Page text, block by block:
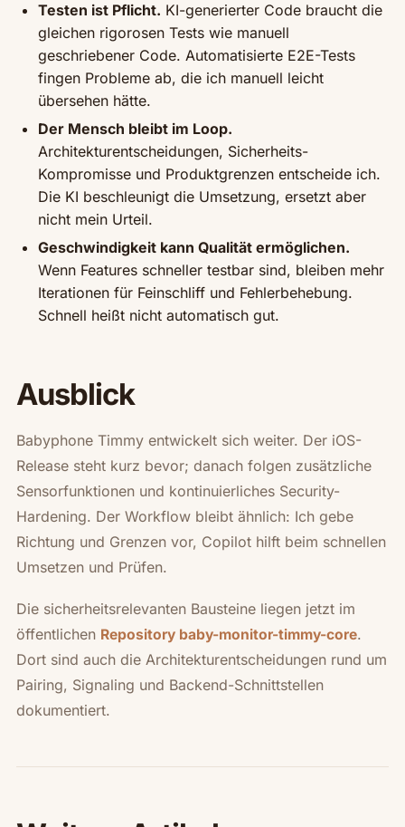
Testen ist Pflicht. KI-generierter Code braucht die
gleichen rigorosen Tests wie manuell
geschriebener Code. Automatisierte E2E-Tests
fingen Probleme ab, die ich manuell leicht
übersehen hätte.
Der Mensch bleibt im Loop.
Architekturentscheidungen, Sicherheits-
Kompromisse und Produktgrenzen entscheide ich.
Die KI beschleunigt die Umsetzung, ersetzt aber
nicht mein Urteil.
Geschwindigkeit kann Qualität ermöglichen.
Wenn Features schneller testbar sind, bleiben mehr
Iterationen für Feinschliff und Fehlerbehebung.
Schnell heißt nicht automatisch gut.
Ausblick
Babyphone Timmy entwickelt sich weiter. Der iOS-
Release steht kurz bevor; danach folgen zusätzliche
Sensorfunktionen und kontinuierliches Security-
Hardening. Der Workflow bleibt ähnlich: Ich gebe
Richtung und Grenzen vor, Copilot hilft beim schnellen
Umsetzen und Prüfen.
Die sicherheitsrelevanten Bausteine liegen jetzt im
öffentlichen Repository baby-monitor-timmy-core.
Dort sind auch die Architekturentscheidungen rund um
Pairing, Signaling und Backend-Schnittstellen
dokumentiert.